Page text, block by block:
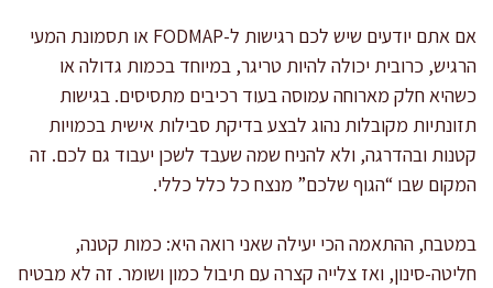
אם אתם יודעים שיש לכם רגישות ל-FODMAP או תסמונת המעי
הרגיש, כרובית יכולה להיות טריגר, במיוחד בכמות גדולה או
כשהיא חלק מארוחה עמוסה בעוד רכיבים מתסיסים. בגישות
תזונתיות מקובלות נהוג לבצע בדיקת סבילות אישית בכמויות
קטנות ובהדרגה, ולא להניח שמה שעבד לשכן יעבוד גם לכם. זה
המקום שבו “הגוף שלכם” מנצח כל כלל כללי.
במטבח, ההתאמה הכי יעילה שאני רואה היא: כמות קטנה,
חליטה-סינון, ואז צלייה קצרה עם תיבול כמון ושומר. זה לא מבטיח